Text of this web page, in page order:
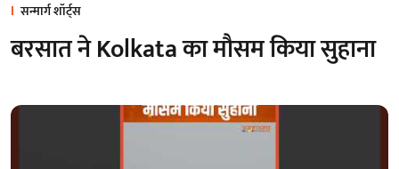
सन्मार्ग शॉर्ट्स
बरसात ने Kolkata का मौसम किया सुहाना